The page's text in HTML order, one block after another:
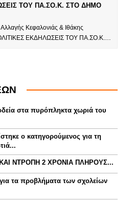
ΤΟΥ ΠΑ.ΣΟ.Κ. ΣΤΟ ΔΗΜΟ
Κεφαλονιάς & Ιθάκης
ΕΚΔΗΛΩΣΕΙΣ ΤΟΥ ΠΑ.ΣΟ.Κ.…
στα πυρόπληκτα χωριά του
ο κατηγορούμενος για τη
ΝΤΡΟΠΗ 2 ΧΡΟΝΙΑ ΠΛΗΡΟΥΣ...
τα προβλήματα των σχολείων